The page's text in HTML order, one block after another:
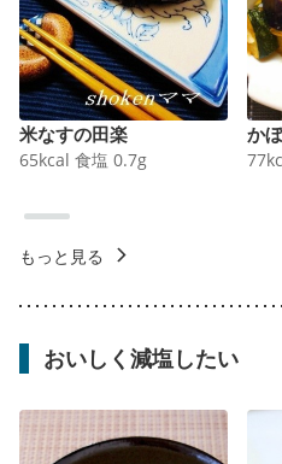
米なすの田楽
65kcal 食塩 0.7g
か
77
もっと見る
おいしく減塩したい